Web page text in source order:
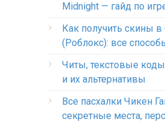
Midnight — гайд по
Как получить скины
(Роблокс): все
Читы, текстовые
и их альтернативы
Все пасхалки Чикен
секретные места,